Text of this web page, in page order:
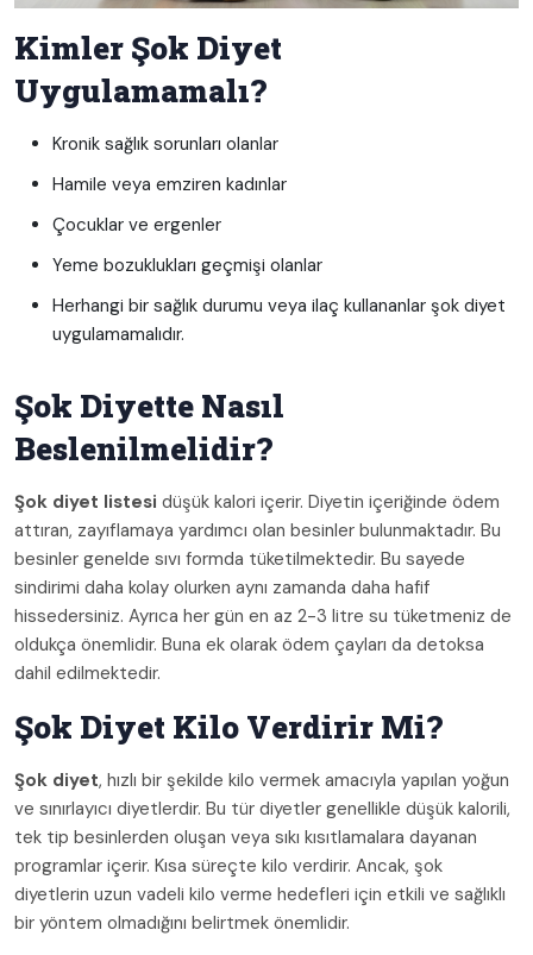
Kimler Şok Diyet
Uygulamamalı?
Kronik sağlık sorunları olanlar
Hamile veya emziren kadınlar
Çocuklar ve ergenler
Yeme bozuklukları geçmişi olanlar
Herhangi bir sağlık durumu veya ilaç kullananlar şok diyet
uygulamamalıdır.
Şok Diyette Nasıl
Beslenilmelidir?
Şok diyet listesi düşük kalori içerir. Diyetin içeriğinde ödem
attıran, zayıflamaya yardımcı olan besinler bulunmaktadır. Bu
besinler genelde sıvı formda tüketilmektedir. Bu sayede
sindirimi daha kolay olurken aynı zamanda daha hafif
hissedersiniz. Ayrıca her gün en az 2-3 litre su tüketmeniz de
oldukça önemlidir. Buna ek olarak ödem çayları da detoksa
dahil edilmektedir.
Şok Diyet Kilo Verdirir Mi?
Şok diyet, hızlı bir şekilde kilo vermek amacıyla yapılan yoğun
ve sınırlayıcı diyetlerdir. Bu tür diyetler genellikle düşük kalorili,
tek tip besinlerden oluşan veya sıkı kısıtlamalara dayanan
programlar içerir. Kısa süreçte kilo verdirir. Ancak, şok
diyetlerin uzun vadeli kilo verme hedefleri için etkili ve sağlıklı
bir yöntem olmadığını belirtmek önemlidir.